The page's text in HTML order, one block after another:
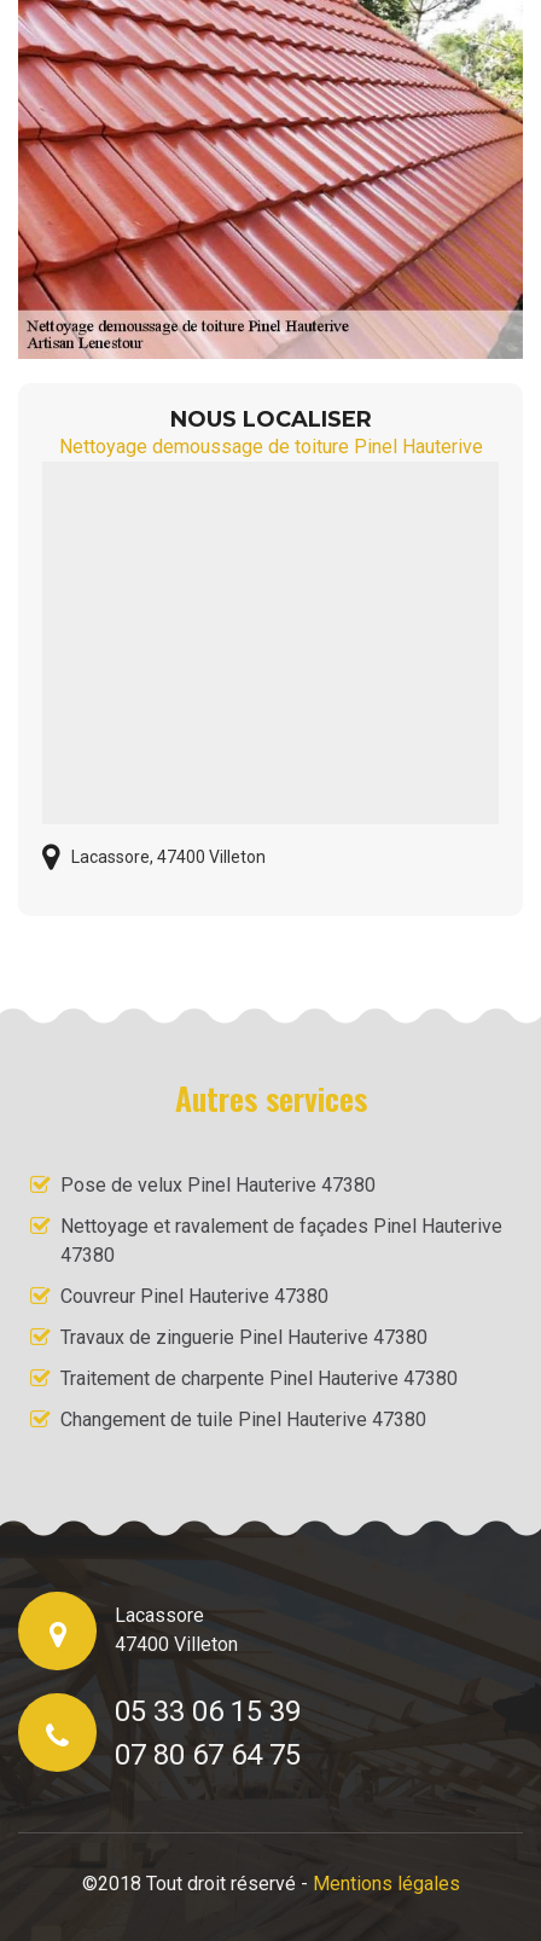
NOUS LOCALISER
Nettoyage demoussage de toiture Pinel Hauterive
Lacassore, 47400 Villeton
Autres services
Pose de velux Pinel Hauterive 47380
Nettoyage et ravalement de façades Pinel Hauterive
47380
Couvreur Pinel Hauterive 47380
Travaux de zinguerie Pinel Hauterive 47380
Traitement de charpente Pinel Hauterive 47380
Changement de tuile Pinel Hauterive 47380
Lacassore
47400 Villeton
05 33 06 15 39
07 80 67 64 75
©2018 Tout droit réservé - Mentions légales